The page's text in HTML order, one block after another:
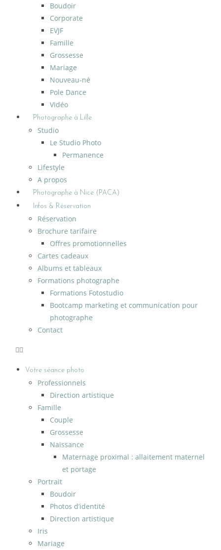
Boudoir
Corporate
EVJF
Famille
Grossesse
Mariage
Nouveau-né
Pole Dance
Vidéo
Photographe à Lille
Studio
Le Studio Photo
Permanence
Lifestyle
A propos
Photographe à Nice (PACA)
Infos & Réservation
Réservation
Brochure tarifaire
Offres promotionnelles
Cartes cadeaux
Albums et tableaux
Formations photographe
Formations Fotostudio
Bootcamp marketing et communication pour
photographe
Contact
Votre séance photo
Professionnels
Direction artistique
Famille
Couple
Grossesse
Naissance
Maternage proximal : allaitement maternel
et portage
Portrait
Boudoir
Photos d’identité
Direction artistique
Iris
Mariage